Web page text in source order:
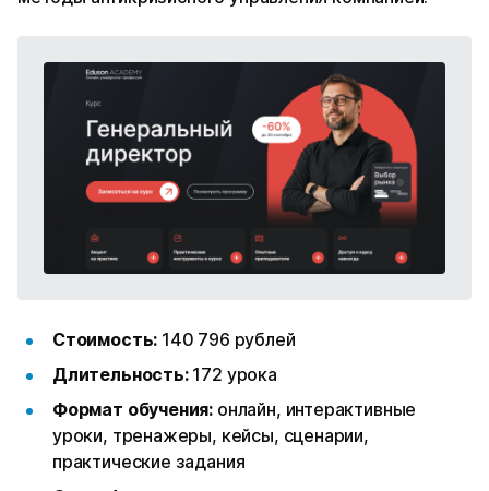
Стоимость: 140 796 рублей
Длительность: 172 урока
Формат обучения: онлайн, интерактивные
уроки, тренажеры, кейсы, сценарии,
практические задания